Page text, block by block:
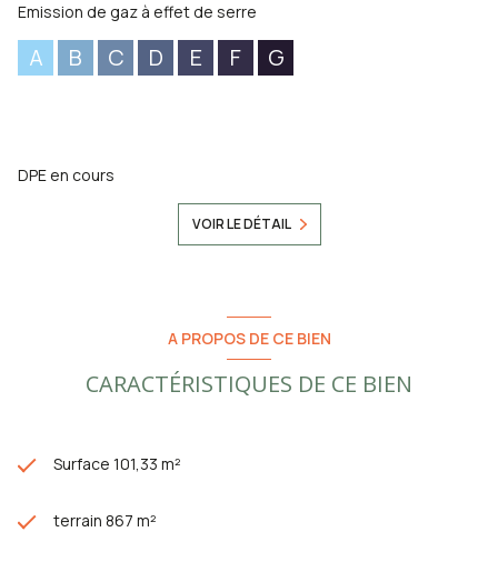
Emission de gaz à effet de serre
A B C D E F G
DPE en cours
VOIR LE DÉTAIL
A PROPOS DE CE BIEN
CARACTÉRISTIQUES DE CE BIEN
Surface 101,33 m²
terrain 867 m²